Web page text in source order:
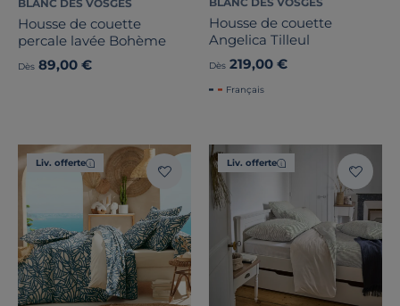
BLANC DES VOSGES
Housse de couette
percale lavée Bohème
Dès 89,00 €
Housse de couette
Angelica Tilleul
Dès 219,00 €
Français
Liv. offerte Liv. offerte